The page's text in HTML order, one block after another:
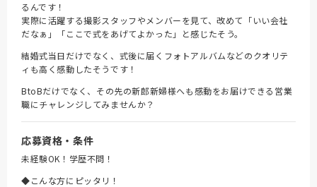
るんです！
実際に活躍する撮影スタッフやメンバーを見て、改めて「いい会社
だなぁ」「ここで式をあげてよかった」と感じたそう。
結婚式当日だけでなく、式後に届くフォトアルバムなどのクオリテ
ィも高く感動したそうです！
BtoBだけでなく、その先の新郎新婦様へも感動をお届けできる営業
職にチャレンジしてみませんか？
応募資格・条件
未経験OK！学歴不問！
◆こんな方にピッタリ！